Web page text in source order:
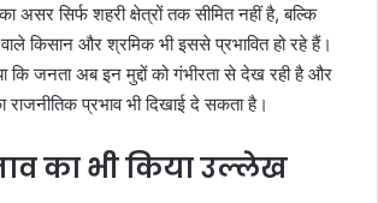
असर सिर्फ शहरी क्षेत्रों तक सीमित नहीं है, बल्कि
किसान और श्रमिक भी इससे प्रभावित हो रहे हैं।
कि जनता अब इन मुद्दों को गंभीरता से देख रही है और
प्रभाव भी दिखाई दे सकता है।
का भी किया उल्लेख